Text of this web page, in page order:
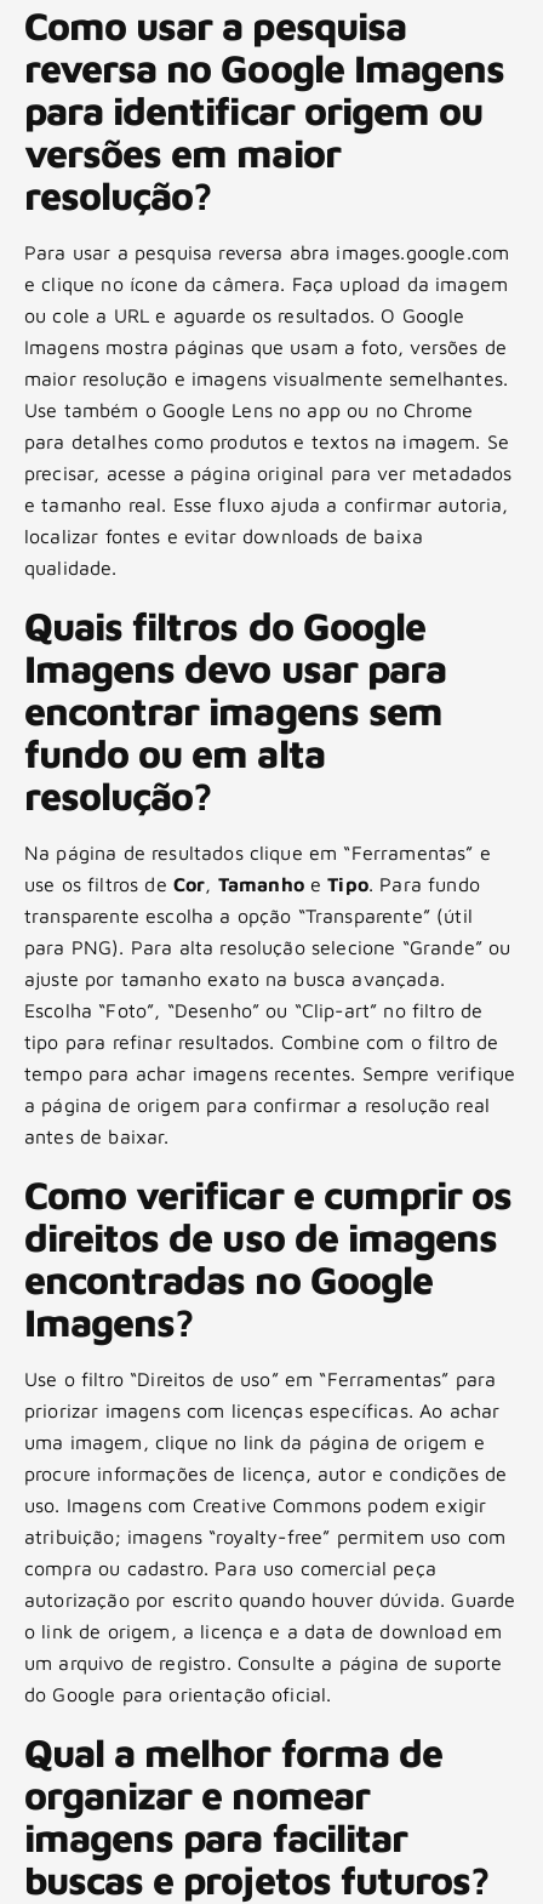
Como usar a pesquisa
reversa no Google Imagens
para identificar origem ou
versões em maior
resolução?
Para usar a pesquisa reversa abra images.google.com
e clique no ícone da câmera. Faça upload da imagem
ou cole a URL e aguarde os resultados. O Google
Imagens mostra páginas que usam a foto, versões de
maior resolução e imagens visualmente semelhantes.
Use também o Google Lens no app ou no Chrome
para detalhes como produtos e textos na imagem. Se
precisar, acesse a página original para ver metadados
e tamanho real. Esse fluxo ajuda a confirmar autoria,
localizar fontes e evitar downloads de baixa
qualidade.
Quais filtros do Google
Imagens devo usar para
encontrar imagens sem
fundo ou em alta
resolução?
Na página de resultados clique em “Ferramentas” e
use os filtros de Cor, TamanhoeTipo. Para fundo
transparente escolha a opção “Transparente” (útil
para PNG). Para alta resolução selecione “Grande” ou
ajuste por tamanho exato na busca avançada.
Escolha “Foto”, “Desenho” ou “Clip-art” no filtro de
tipo para refinar resultados. Combine com o filtro de
tempo para achar imagens recentes. Sempre verifique
a página de origem para confirmar a resolução real
antes de baixar.
Como verificar e cumprir os
direitos de uso de imagens
encontradas no Google
Imagens?
Use o filtro “Direitos de uso” em “Ferramentas” para
priorizar imagens com licenças específicas. Ao achar
uma imagem, clique no link da página de origem e
procure informações de licença, autor e condições de
uso. Imagens com Creative Commons podem exigir
atribuição; imagens “royalty-free” permitem uso com
compra ou cadastro. Para uso comercial peça
autorização por escrito quando houver dúvida. Guarde
o link de origem, a licença e a data de download em
um arquivo de registro. Consulte a página de suporte
do Google para orientação oficial.
Qual a melhor forma de
organizar e nomear
imagens para facilitar
buscas e projetos futuros?